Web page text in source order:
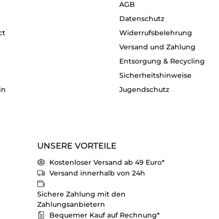
AGB
Datenschutz
Widerrufsbelehrung
Versand und Zahlung
Entsorgung & Recycling
Sicherheitshinweise
Jugendschutz
UNSERE VORTEILE
Kostenloser Versand ab 49 Euro*
Versand innerhalb von 24h
Sichere Zahlung mit den
Zahlungsanbietern
Bequemer Kauf auf Rechnung*